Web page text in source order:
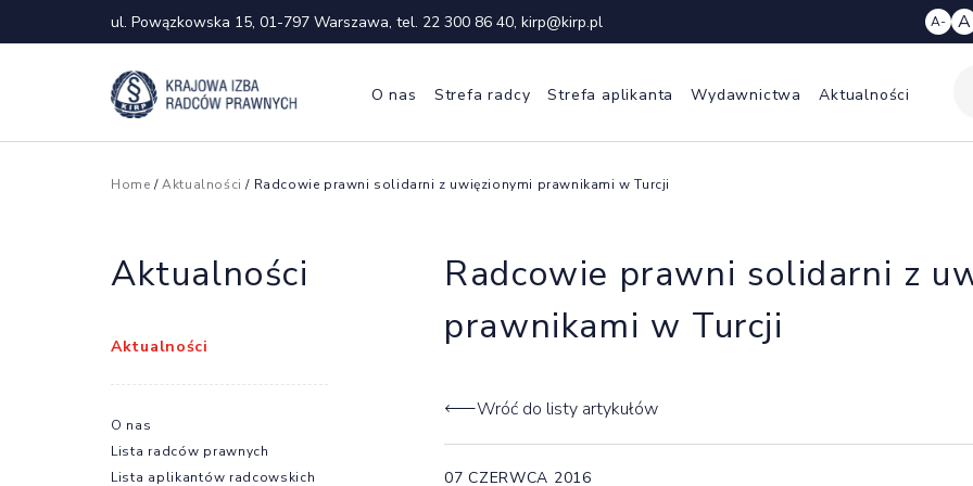
ul. Powązkowska 15, 01-797 Warszawa, tel. 22 300 86 40, kirp@kirp.pl A- A
O nas Strefa radcy Strefa aplikanta Wydawnictwa Aktualności
Home /Aktualności / Radcowie prawni solidarni z uwięzionymi prawnikami w Turcji
Radcowie prawni solidarni z
prawnikami w Turcji
Wróć do listy artykułów
07 CZERWCA 2016
Aktualności
Aktualności
O nas
Lista radców prawnych
Lista aplikantów radcowskich